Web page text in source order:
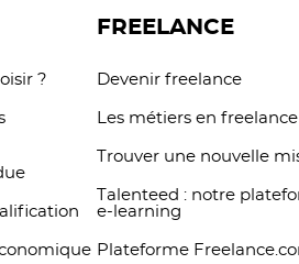
?
FREELANCE
Devenir freelance
Les métiers en freelance
Trouver une nouvelle
Talenteed : notre
e-learning
Plateforme